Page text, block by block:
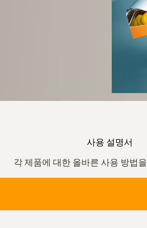
사용 설명서
각 제품에 대한 올바른 사용 방법